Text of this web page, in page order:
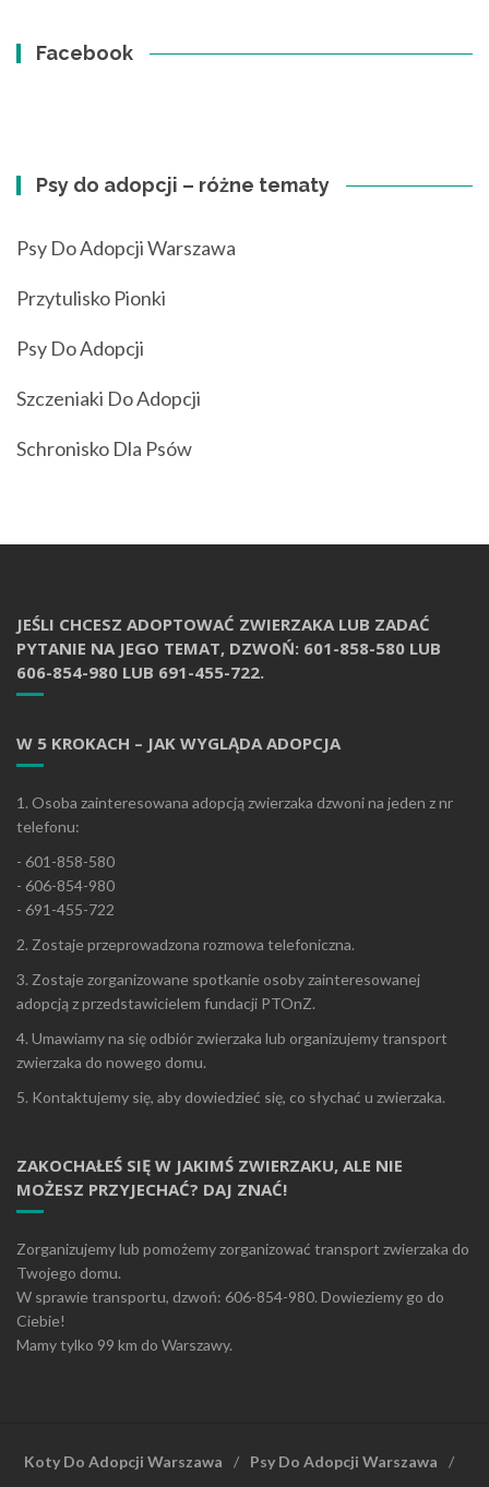
Facebook
Psy do adopcji – różne tematy
Psy Do Adopcji Warszawa
Przytulisko Pionki
Psy Do Adopcji
Szczeniaki Do Adopcji
Schronisko Dla Psów
JEŚLI CHCESZ ADOPTOWAĆ ZWIERZAKA LUB ZADAĆ
PYTANIE NA JEGO TEMAT, DZWOŃ: 601-858-580 LUB
606-854-980 LUB 691-455-722.
W 5 KROKACH – JAK WYGLĄDA ADOPCJA
1. Osoba zainteresowana adopcją zwierzaka dzwoni na jeden z nr
telefonu:
- 601-858-580
- 606-854-980
- 691-455-722
2. Zostaje przeprowadzona rozmowa telefoniczna.
3. Zostaje zorganizowane spotkanie osoby zainteresowanej
adopcją z przedstawicielem fundacji PTOnZ.
4. Umawiamy na się odbiór zwierzaka lub organizujemy transport
zwierzaka do nowego domu.
5. Kontaktujemy się, aby dowiedzieć się, co słychać u zwierzaka.
ZAKOCHAŁEŚ SIĘ W JAKIMŚ ZWIERZAKU, ALE NIE
MOŻESZ PRZYJECHAĆ? DAJ ZNAĆ!
Zorganizujemy lub pomożemy zorganizować transport zwierzaka do
Twojego domu.
W sprawie transportu, dzwoń: 606-854-980. Dowieziemy go do
Ciebie!
Mamy tylko 99 km do Warszawy.
Koty Do Adopcji Warszawa
Psy Do Adopcji Warszawa